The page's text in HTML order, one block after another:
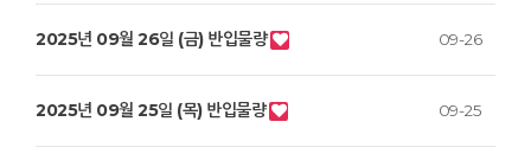
2025년 09월 26일 (금) 반입물량 09-26
2025년 09월 25일 (목) 반입물량 09-25